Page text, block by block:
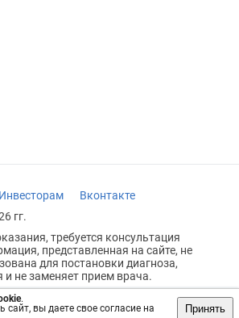
.
вы даете свое согласие на
Принять
Инвесторам
Вконтакте
гг.
требуется консультация
представленная на сайте, не
для постановки диагноза,
и не заменяет прием врача.
18+